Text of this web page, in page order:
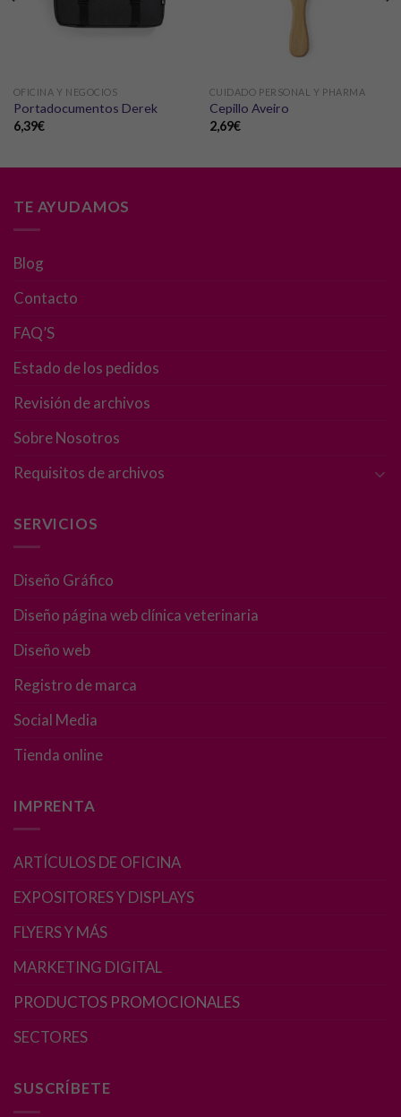
OFICINA Y NEGOCIOS
Portadocumentos Derek
6,39€
CUIDADO PERSONAL Y PHARMA
Cepillo Aveiro
2,69€
TE AYUDAMOS
Blog
Contacto
FAQ’S
Estado de los pedidos
Revisión de archivos
Sobre Nosotros
Requisitos de archivos
SERVICIOS
Diseño Gráfico
Diseño página web clínica veterinaria
Diseño web
Registro de marca
Social Media
Tienda online
IMPRENTA
ARTÍCULOS DE OFICINA
EXPOSITORES Y DISPLAYS
FLYERS Y MÁS
MARKETING DIGITAL
PRODUCTOS PROMOCIONALES
SECTORES
SUSCRÍBETE
y estructura